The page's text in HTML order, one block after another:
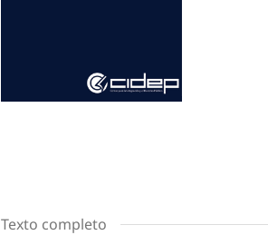
Texto completo